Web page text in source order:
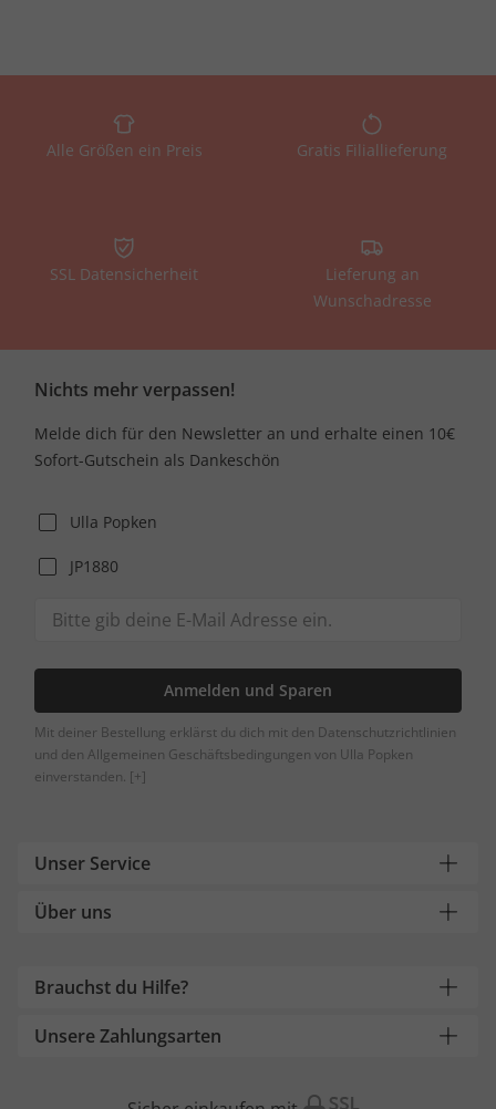
Alle Größen ein Preis Gratis Filiallieferung
SSL Datensicherheit
Lieferung an
Wunschadresse
Nichts mehr verpassen!
Melde dich für den Newsletter an und erhalte einen 10€
Sofort-Gutschein als Dankeschön
Ulla Popken
JP1880
Anmelden und Sparen
Mit deiner Bestellung erklärst du dich mit den Datenschutzrichtlinien
und den Allgemeinen Geschäftsbedingungen von Ulla Popken
einverstanden. [+]
Unser Service
Über uns
Brauchst du Hilfe?
Unsere Zahlungsarten